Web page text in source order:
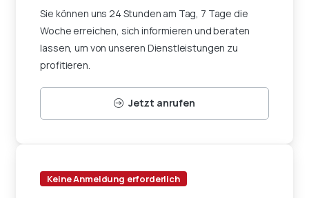
Sie können uns 24 Stunden am Tag, 7 Tage die
Woche erreichen, sich informieren und beraten
lassen, um von unseren Dienstleistungen zu
profitieren.
Jetzt anrufen
Keine Anmeldung erforderlich